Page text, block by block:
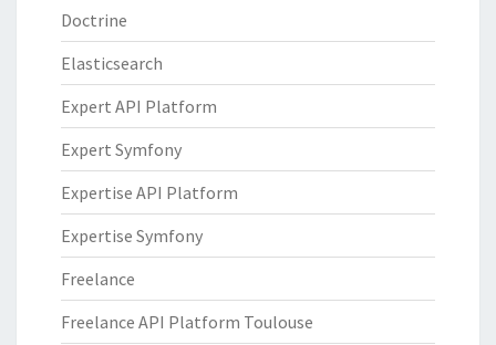
Doctrine
Elasticsearch
Expert API Platform
Expert Symfony
Expertise API Platform
Expertise Symfony
Freelance
Freelance API Platform Toulouse